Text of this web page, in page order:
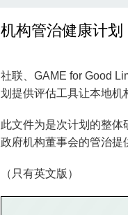
机构管治健康计划
社联、GAME for Good
划提供评估工具让本地机
此文件为是次计划的整
政府机构董事会的管治提
（只有英文版）